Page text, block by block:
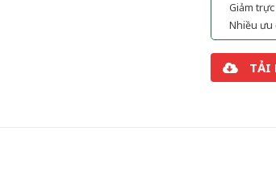
Giảm
Nhiều ưu
TẢI